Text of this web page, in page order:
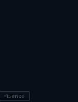
+15 anos